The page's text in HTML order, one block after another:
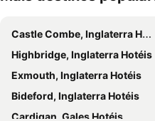
Castle Combe, Inglaterra Hotéis
Highbridge, Inglaterra Hotéis
Exmouth, Inglaterra Hotéis
Bideford, Inglaterra Hotéis
Cardigan, Gales Hotéis